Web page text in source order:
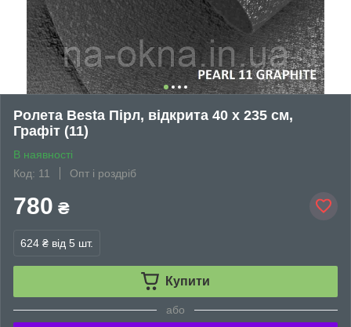
Ролета Besta Пірл, відкрита 40 х 235 см,
Графіт (11)
В наявності
Код: 11
Опт і роздріб
780 ₴
624 ₴ від 5 шт.
Купити
або